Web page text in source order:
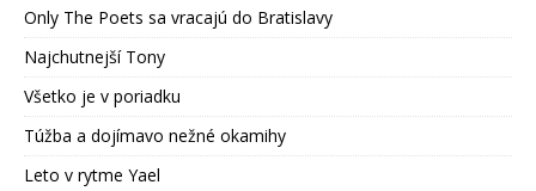
Only The Poets sa vracajú do Bratislavy
Najchutnejší Tony
Všetko je v poriadku
Túžba a dojímavo nežné okamihy
Leto v rytme Yael